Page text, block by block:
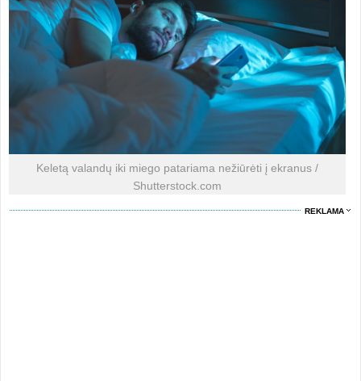
Keletą valandų iki miego patariama nežiūrėti į ekranus /
Shutterstock.com
REKLAMA